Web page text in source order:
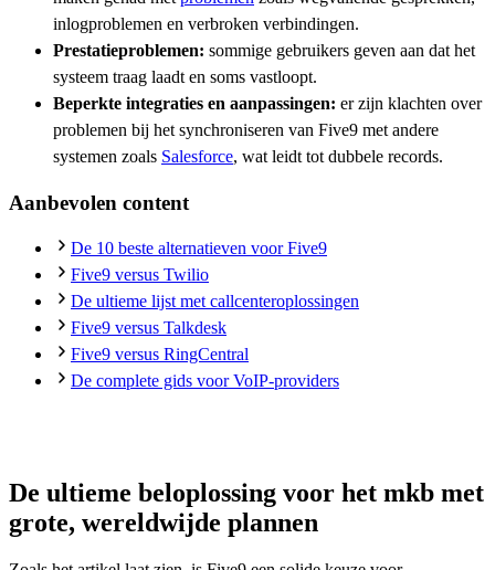
inlogproblemen en verbroken verbindingen.
Prestatieproblemen: sommige gebruikers geven aan dat het
systeem traag laadt en soms vastloopt.
Beperkte integraties en aanpassingen: er zijn klachten over
problemen bij het synchroniseren van Five9 met andere
systemen zoals Salesforce, wat leidt tot dubbele records.
Aanbevolen content
De 10 beste alternatieven voor Five9
Five9 versus Twilio
De ultieme lijst met callcenteroplossingen
Five9 versus Talkdesk
Five9 versus RingCentral
De complete gids voor VoIP-providers
De ultieme beloplossing voor het mkb met
grote, wereldwijde plannen